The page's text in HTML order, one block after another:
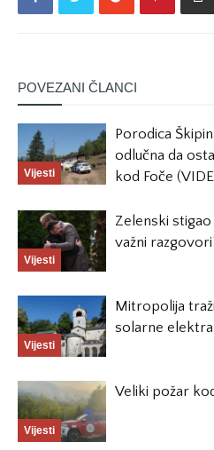
POVEZANI ČLANCI
Vijesti
Porodica
odlučna da
kod Foče
Vijesti
Zelenski stigao
važni
Vijesti
Mitropolija
solarne
Vijesti
Veliki požar